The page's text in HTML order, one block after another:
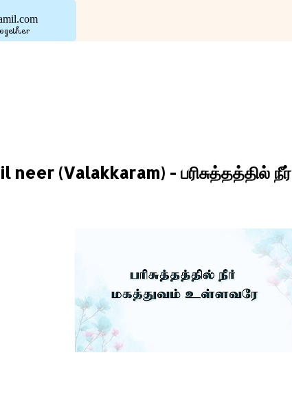
neer (Valakkaram) - பரிசுத்தத்தில் நீர்